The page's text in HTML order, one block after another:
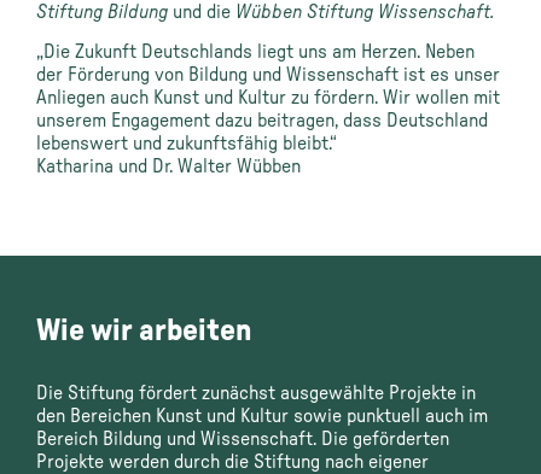
Stiftung Bildung und die Wübben Stiftung Wissenschaft.
„Die Zukunft Deutschlands liegt uns am Herzen. Neben
der Förderung von Bildung und Wissenschaft ist es unser
Anliegen auch Kunst und Kultur zu fördern. Wir wollen mit
unserem Engagement dazu beitragen, dass Deutschland
lebenswert und zukunftsfähig bleibt.“
Katharina und Dr. Walter Wübben
Wie wir arbeiten
Die Stiftung fördert zunächst ausgewählte Projekte in
den Bereichen Kunst und Kultur sowie punktuell auch im
Bereich Bildung und Wissenschaft. Die geförderten
Projekte werden durch die Stiftung nach eigener